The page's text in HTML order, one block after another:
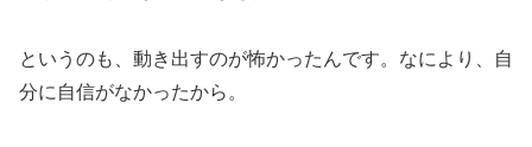
というのも、動き出すのが怖かったんです。なにより、自
分に自信がなかったから。